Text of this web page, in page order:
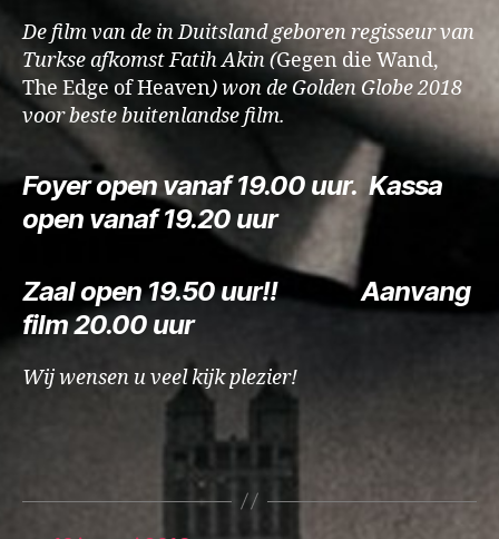
De film van de in Duitsland geboren regisseur van
Turkse afkomst Fatih Akin (Gegen die Wand,
The Edge of Heaven) won de Golden Globe 2018
voor beste buitenlandse film.
Foyer open vanaf19.00 uur. Kassa
open vanaf19.20 uur
Zaal open19.50uur!!Aanvang
film20.00 uur
Wij wensen u veel kijk plezier!